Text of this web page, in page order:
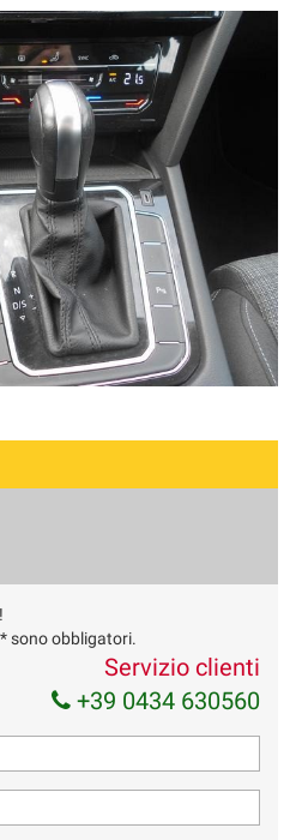
sono obbligatori.
Servizio clienti
+39 0434 630560